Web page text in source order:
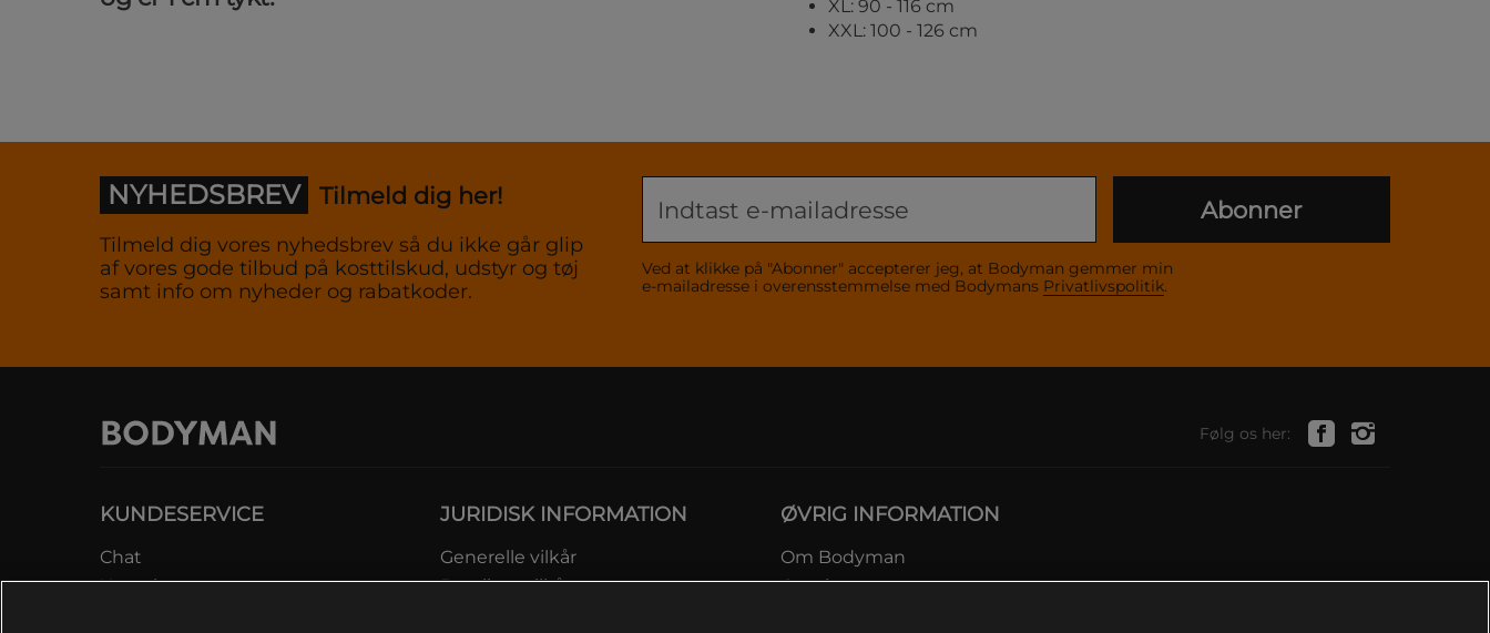
XL: 90 - 116 cm
XXL: 100 - 126 cm
NYHEDSBREV Tilmeld dig her!
Tilmeld dig vores nyhedsbrev så du ikke går glip
af vores gode tilbud på kosttilskud, udstyr og tøj
samt info om nyheder og rabatkoder.
Ved at klikke på "Abonner" accepterer jeg, at Bodyman gemmer min
e-mailadresse i overensstemmelse med Bodymans Privatlivspolitik.
Abonner
Følg os her:
KUNDESERVICE
Chat
Kontakt
JURIDISK INFORMATION
Generelle vilkår
Betalingsvilkår
ØVRIG INFORMATION
Om Bodyman
Gavekort